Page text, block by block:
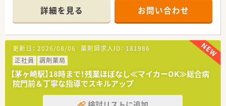
います。
■社員の健康とワークライフバランスを重視し、業務時間内に研
修を実施することでプライベートの時間を削らずに学べる仕組
■地域の健康寿命を延ばすために未病の段階から介入し、OTC販
売や生活習慣の改善提案を通じた社会貢献活動に注力していま
す。
利◎
詳細を見る お問い合わせ
更新日： 2026/08/06 薬剤師求人ID： 181986
正社員
調剤薬局
【茅ヶ崎駅】18時まで！残業ほぼなし≪マイカーOK≫総合病
院門前＆丁寧な指導でスキルアップ